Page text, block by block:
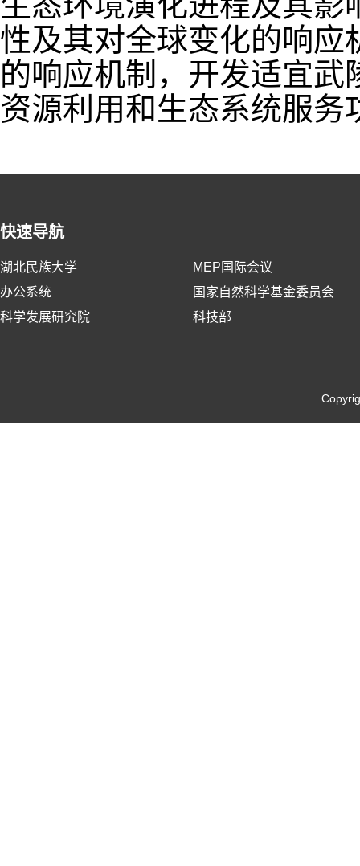
性及其对全球变化的响应
的响应机制，开发适宜武
资源利用和生态系统服务
快速导航
湖北民族大学
MEP国际会议
办公系统
国家自然科学基金委员会
科学发展研究院
科技部